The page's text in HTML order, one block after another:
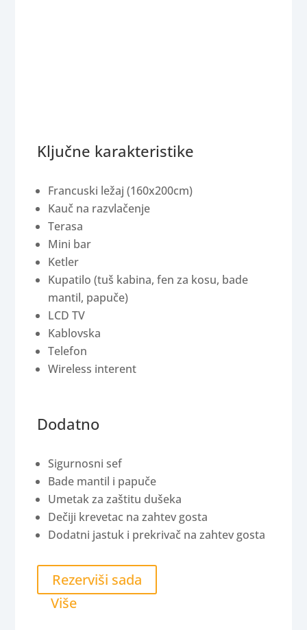
Ključne karakteristike
Francuski ležaj (160x200cm)
Kauč na razvlačenje
Terasa
Mini bar
Ketler
Kupatilo (tuš kabina, fen za kosu, bade
mantil, papuče)
LCD TV
Kablovska
Telefon
Wireless interent
Dodatno
Sigurnosni sef
Bade mantil i papuče
Umetak za zaštitu dušeka
Dečiji krevetac na zahtev gosta
Dodatni jastuk i prekrivač na zahtev gosta
Rezerviši sada
Više